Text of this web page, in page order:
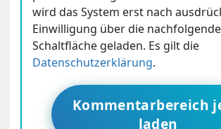
wird das System erst nach
Einwilligung über die nachfolgende
Schaltfläche geladen. Es gilt die
Datenschutzerklärung.
Kommentarbereich
laden